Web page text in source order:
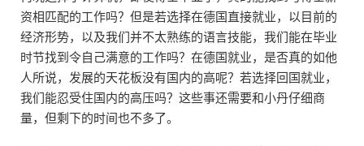
资相匹配的工作吗？但是若选择在德国直接就业，以目前的
经济形势，以及我们并不太熟练的语言技能，我们能在毕业
时节找到令自己满意的工作吗？在德国就业，是否真的如他
人所说，发展的天花板没有国内的高呢？若选择回国就业，
我们能忍受住国内的高压吗？这些事还需要和小丹仔细商
量，但剩下的时间也不多了。